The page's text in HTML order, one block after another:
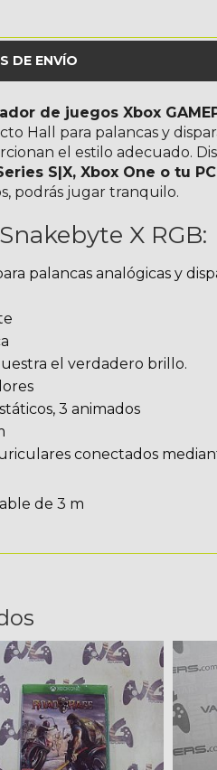
DE ENVÍO
de juegos Xbox
Hall para palancas y
el estilo adecuado.
S|X, Xbox One o tu
podrás jugar tranquilo.
X RGB:
palancas analógicas y
el verdadero brillo.
3 animados
conectados
de 3 m